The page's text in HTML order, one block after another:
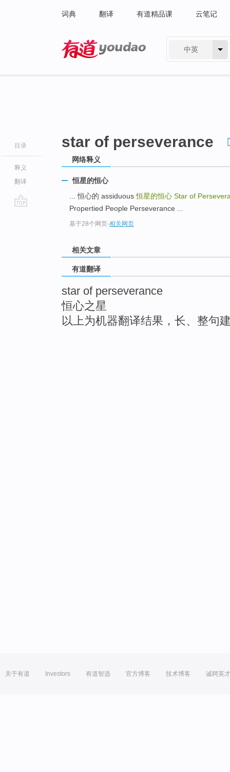
词典 翻译 有道精品课 云笔记
中英
目录
释义
翻译
star of perseverance
网络释义
恒星的恒心
... 恒心的 assiduous恒星的恒心 Star of
Propertied People Perseverance ...
基于28个网页-相关网页
相关文章
有道翻译
star of perseverance
恒心之星
以上为机器翻译结果，长、整句
关于有道 Investors 有道智选 官方博客 技术博客 诚聘英才